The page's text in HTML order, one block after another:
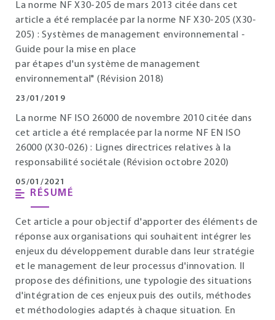
La norme NF X30-205 de mars 2013 citée dans cet
article a été remplacée par la norme NF X30-205 (X30-
205) : Systèmes de management environnemental -
Guide pour la mise en place
par étapes d'un système de management
environnemental" (Révision 2018)
23/01/2019
La norme NF ISO 26000 de novembre 2010 citée dans
cet article a été remplacée par la norme NF EN ISO
26000 (X30-026) : Lignes directrices relatives à la
responsabilité sociétale (Révision octobre 2020)
05/01/2021
RÉSUMÉ
Cet article a pour objectif d'apporter des éléments de
réponse aux organisations qui souhaitent intégrer les
enjeux du développement durable dans leur stratégie
et le management de leur processus d'innovation. Il
propose des définitions, une typologie des situations
d'intégration de ces enjeux puis des outils, méthodes
et méthodologies adaptés à chaque situation. En